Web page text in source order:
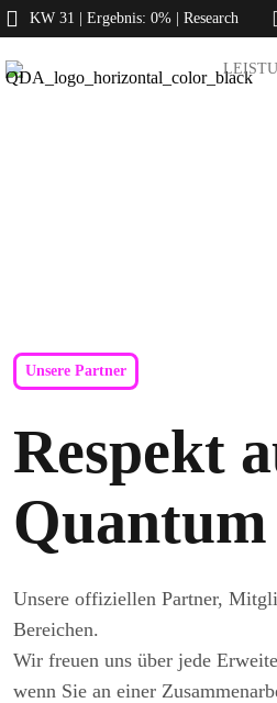
KW 31 | Ergebnis: 0% | Research
Unsere Partner
Respekt
Unsere offiziellen Partner,
Bereichen.
Wir freuen uns über jede
wenn Sie an einer